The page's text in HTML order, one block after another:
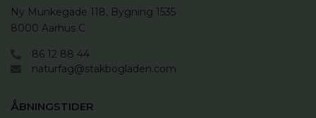
Ny Munkegade 118, Bygning 1535
8000 Aarhus C
86 12 88 44
naturfag@stakbogladen.com
ÅBNINGSTIDER